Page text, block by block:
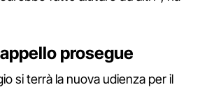
prosegue
si terrà la nuova udienza per il